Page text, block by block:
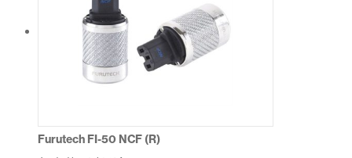
Furutech FI-50 NCF (R)